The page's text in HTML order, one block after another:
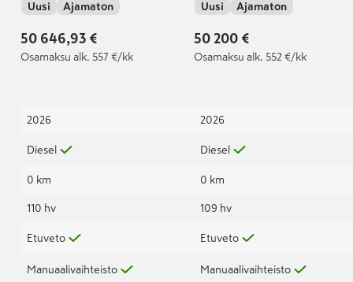
TDI 81kW, Manuaali
Uusi Ajamaton
50 646,93 €
Osamaksu alk. 557 €/kk
2026
Diesel
0 km
110 hv
Etuveto
Manuaalivaihteisto
TDI 81 kW, Manuaali |
Takuu 5 v / 200 000 km
Uusi Ajamaton
50 200 €
Osamaksu alk. 552 €/kk
2026
Diesel
0 km
109 hv
Etuveto
Manuaalivaihteisto